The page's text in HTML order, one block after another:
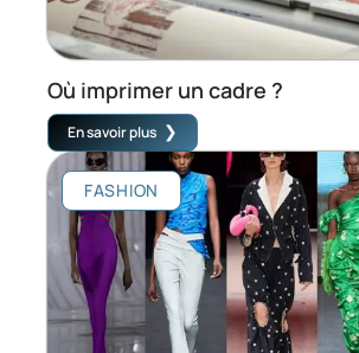
Où imprimer un cadre ?
En savoir plus
FASHION